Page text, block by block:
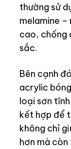
thường sử
melamine
cao, chống
sắc.
Bên cạnh
acrylic
loại sơn
kết hợp để
không chỉ
hơn mà